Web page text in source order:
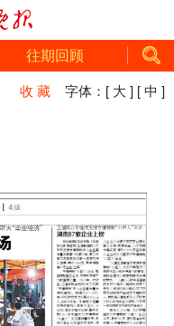
往期回顾
收 藏 字体： [ 大 ] [ 中 ]